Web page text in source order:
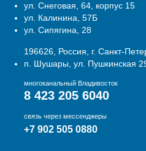
ул. Снеговая, 64, корпус 15
ул. Калинина, 57Б
ул. Сипягина, 28
196626, Россия, г. Санкт-
п. Шушары, ул. Пушкинская
многоканальный Владивосток
8 423 205 6040
связь через мессенджеры
+7 902 505 0880